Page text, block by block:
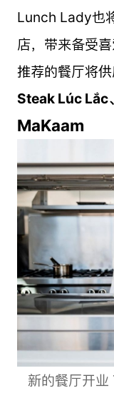
Lunch Lady也
店，带来备受
推荐的餐厅将
Steak Lúc Lắc
MaKaam
新的餐厅开